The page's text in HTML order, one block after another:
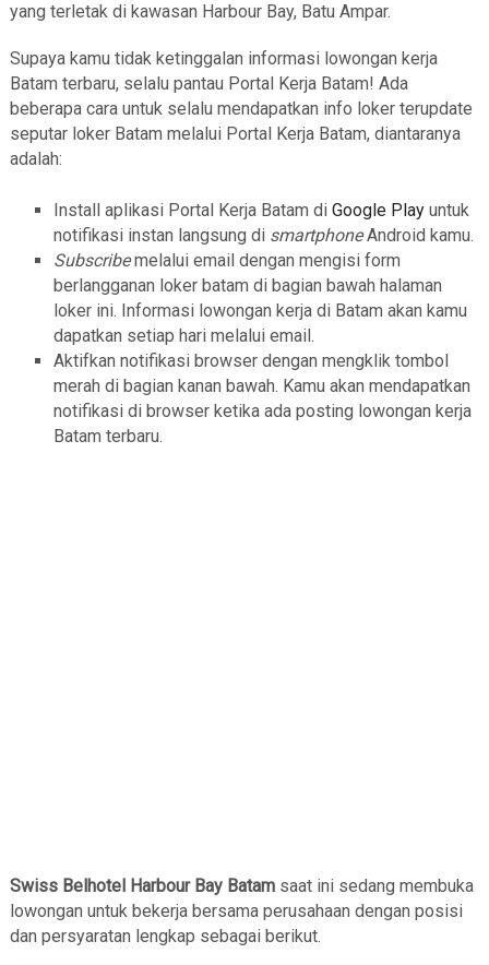
yang terletak di kawasan Harbour Bay, Batu Ampar.
Supaya kamu tidak ketinggalan informasi lowongan kerja
Batam terbaru, selalu pantau Portal Kerja Batam! Ada
beberapa cara untuk selalu mendapatkan info loker terupdate
seputar loker Batam melalui Portal Kerja Batam, diantaranya
adalah:
Install aplikasi Portal Kerja Batam di Google Playuntuk
notifikasi instan langsung di smartphoneAndroid kamu.
Subscribemelalui email dengan mengisi form
berlangganan loker batam di bagian bawah halaman
loker ini. Informasi lowongan kerja di Batam akan kamu
dapatkan setiap hari melalui email.
Aktifkan notifikasi browser dengan mengklik tombol
merah di bagian kanan bawah. Kamu akan mendapatkan
notifikasi di browser ketika ada posting lowongan kerja
Batam terbaru.
Swiss Belhotel Harbour Bay Batam saat ini sedang membuka
lowongan untuk bekerja bersama perusahaan dengan posisi
dan persyaratan lengkap sebagai berikut.